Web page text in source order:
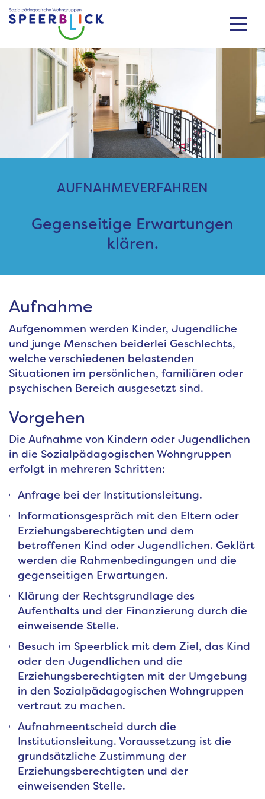
Inhalt
springen
AUFNAHMEVERFAHREN
Gegenseitige Erwartungen
klären.
Aufnahme
Aufgenommen werden Kinder, Jugendliche
und junge Menschen beiderlei Geschlechts,
welche verschiedenen belastenden
Situationen im persönlichen, familiären oder
psychischen Bereich ausgesetzt sind.
Vorgehen
Die Aufnahme von Kindern oder Jugendlichen
in die Sozialpädagogischen Wohngruppen
erfolgt in mehreren Schritten:
Anfrage bei der Institutionsleitung.
Informationsgespräch mit den Eltern oder
Erziehungsberechtigten und dem
betroffenen Kind oder Jugendlichen. Geklärt
werden die Rahmenbedingungen und die
gegenseitigen Erwartungen.
Klärung der Rechtsgrundlage des
Aufenthalts und der Finanzierung durch die
einweisende Stelle.
Besuch im Speerblick mit dem Ziel, das Kind
oder den Jugendlichen und die
Erziehungsberechtigten mit der Umgebung
in den Sozialpädagogischen Wohngruppen
vertraut zu machen.
Aufnahmeentscheid durch die
Institutionsleitung. Voraussetzung ist die
grundsätzliche Zustimmung der
Erziehungsberechtigten und der
einweisenden Stelle.